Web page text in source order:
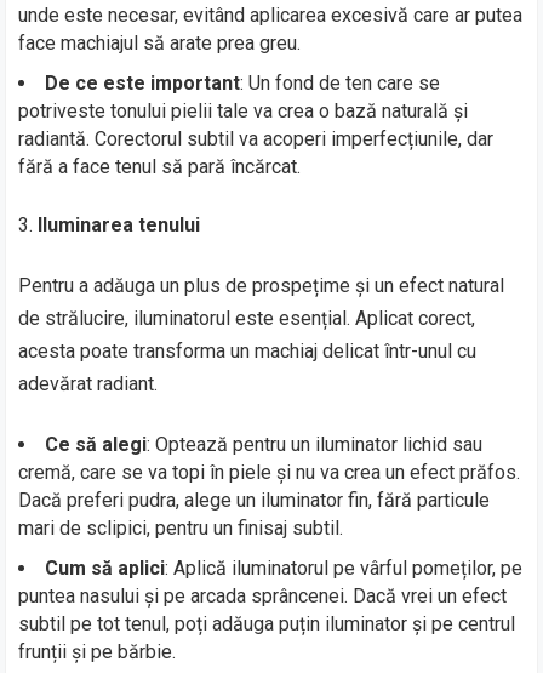
unde este necesar, evitând aplicarea excesivă care ar putea
face machiajul să arate prea greu.
De ce este important: Un fond de ten care se
potriveste tonului pielii tale va crea o bază naturală și
radiantă. Corectorul subtil va acoperi imperfecțiunile, dar
fără a face tenul să pară încărcat.
Iluminarea tenului
Pentru a adăuga un plus de prospețime și un efect natural
de strălucire, iluminatorul este esențial. Aplicat corect,
acesta poate transforma un machiaj delicat într-unul cu
adevărat radiant.
Ce să alegi: Optează pentru un iluminator lichid sau
cremă, care se va topi în piele și nu va crea un efect prăfos.
Dacă preferi pudra, alege un iluminator fin, fără particule
mari de sclipici, pentru un finisaj subtil.
Cum să aplici: Aplică iluminatorul pe vârful pomeților, pe
puntea nasului și pe arcada sprâncenei. Dacă vrei un efect
subtil pe tot tenul, poți adăuga puțin iluminator și pe centrul
frunții și pe bărbie.